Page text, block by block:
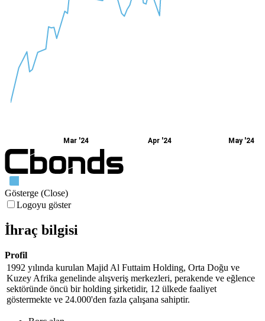
Mar '24 Apr '24 May '24
Gösterge (Close)
Logoyu göster
İhraç bilgisi
Profil
1992 yılında kurulan Majid Al Futtaim Holding, Orta Doğu ve
Kuzey Afrika genelinde alışveriş merkezleri, perakende ve eğlence
sektöründe öncü bir holding şirketidir, 12 ülkede faaliyet
göstermekte ve 24.000'den fazla çalışana sahiptir.